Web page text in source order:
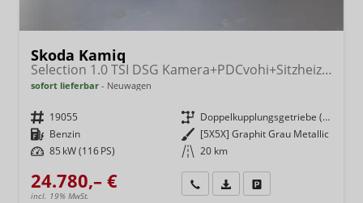
Skoda Kamiq
Selection 1.0 TSI DSG Kamera+PDCvohi+Sitzheizung+AppConnect+Sunset+Alu16
sofort lieferbar Neuwagen
Fahrzeugnr. 19055 Getriebe
Doppelkupplungsgetriebe (DSG)
Kraftstoff Benzin Außenfarbe [5X5X] Graphit Grau Metallic
Leistung 85 kW (116 PS) Kilometerstand 20 km
24.780,– €
incl. 19% MwSt.
Wir rufen Sie anFahrzeugexposé (PDF)